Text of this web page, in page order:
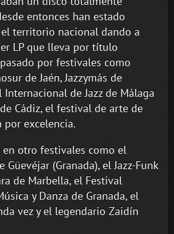
entonces han estado
territorio nacional dando a
LP que lleva por título
por festivales como
de Jaén, Jazzymás de
de Jazz de Málaga
Cádiz, el festival de arte de
por excelencia.
otro festivales como el
Güevéjar (Granada), el Jazz-Funk
de Marbella, el Festival
y Danza de Granada, el
vez y el legendario Zaidín